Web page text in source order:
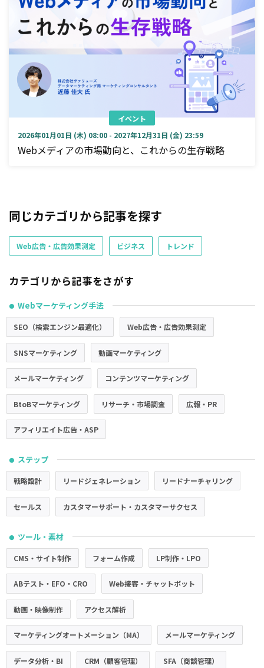
イベント
2026年01月01日 (木) 08:00 - 2027年12月31日 (金) 23:59
Webメディアの市場動向と、これからの生存戦略
同じカテゴリから記事を探す
Web広告・広告効果測定 ビジネス トレンド
カテゴリから記事をさがす
● Webマーケティング手法
SEO（検索エンジン最適化） Web広告・広告効果測定
SNSマーケティング 動画マーケティング
メールマーケティング コンテンツマーケティング
BtoBマーケティング リサーチ・市場調査 広報・PR
アフィリエイト広告・ASP
● ステップ
戦略設計 リードジェネレーション リードナーチャリング
セールス カスタマーサポート・カスタマーサクセス
● ツール・素材
CMS・サイト制作 フォーム作成 LP制作・LPO
ABテスト・EFO・CRO Web接客・チャットボット
動画・映像制作 アクセス解析
マーケティングオートメーション（MA） メールマーケティング
データ分析・BI CRM（顧客管理） SFA（商談管理）